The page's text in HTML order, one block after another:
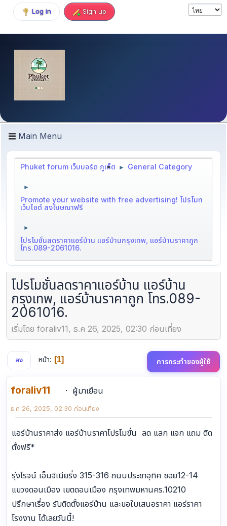
Log in Sign up
Main Menu
Phuket forum เว็บบอร์ด ภูเก็ต ► General Category
►
Promote your website with free advertising! โปรโมท
เว็บไซต์ ลงโฆษณาฟรี
►
โปรโมชั่นลดราคาแอร์บ้าน แอร์บ้านกรุงเทพ, แอร์บ้านราคาถูก
โทร.089-2061016.
โปรโมชั่นลดราคาแอร์บ้าน แอร์บ้าน
กรุงเทพ, แอร์บ้านราคาถูก โทร.089-
2061016.
เริ่มโดย foraliv11, ธ.ค 26, 2025, 02:30 ก่อนเที่ยง
ลง หน้า 1 การกระทำของผู้ใช้
foraliv11 ผู้มาเยือน
ธ.ค 26, 2025, 02:30 ก่อนเที่ยง
แอร์บ้านราคาส่ง แอร์บ้านราคาโปรโมขั่น ลด แลก แจก แถม ติด
ตั้งฟรี*
รุ่งโรจน์ เอ็นจิเนียริ่ง 315-316 ถนนประชาอุทิศ ซอย12-14
แขวงดอนเมือง เขตดอนเมือง กรุงเทพมหานคร.10210
ปรึกษาเรื่อง รับติดตั้งแอร์บ้าน และขอใบเสนอราคา แอร์ราคา
โรงงาน ได้เลยวันนี้!